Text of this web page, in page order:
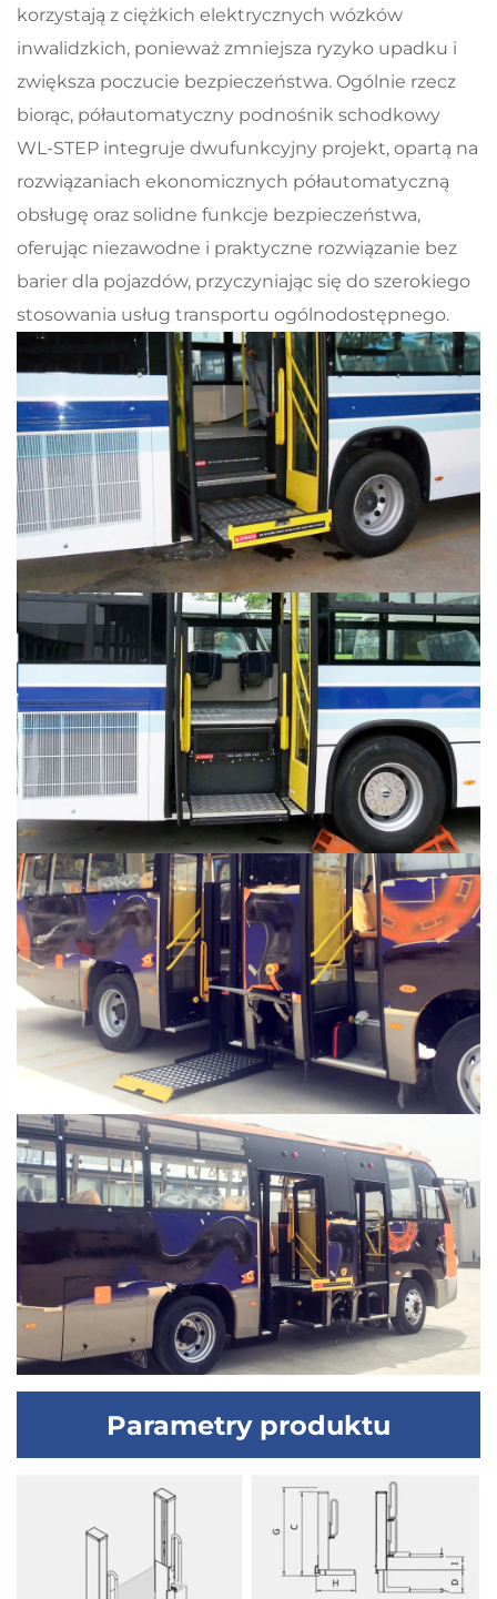
korzystają z ciężkich elektrycznych wózków
inwalidzkich, ponieważ zmniejsza ryzyko upadku i
zwiększa poczucie bezpieczeństwa. Ogólnie rzecz
biorąc, półautomatyczny podnośnik schodkowy
WL-STEP integruje dwufunkcyjny projekt, opartą na
rozwiązaniach ekonomicznych półautomatyczną
obsługę oraz solidne funkcje bezpieczeństwa,
oferując niezawodne i praktyczne rozwiązanie bez
barier dla pojazdów, przyczyniając się do szerokiego
stosowania usług transportu ogólnodostępnego.
Parametry produktu